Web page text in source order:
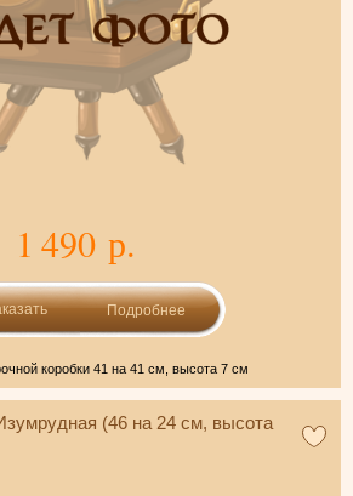
1 490 р.
Подробнее
коробки 41 на 41 см, высота 7 см
(46 на 24 см, высота